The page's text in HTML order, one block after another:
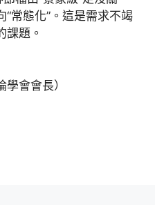
常態化”。這是需求不竭
課題。
會會長）